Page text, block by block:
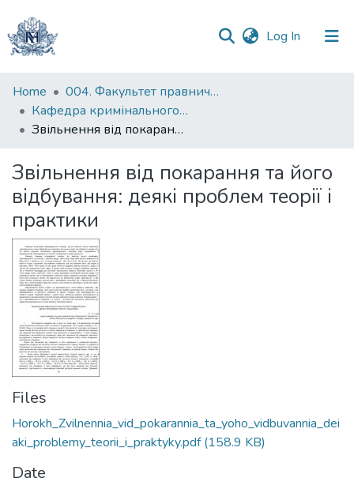
Log In (current)
Communities
&
Collections
Statistics
Home
004. Факультет правничих наук
Кафедра кримінального та кримінального процесуального права
Звільнення від покарання та його відбування: деякі проблем теорії і практики
Звільнення від покарання та його
відбування: деякі проблем теорії і
практики
Files
Horokh_Zvilnennia_vid_pokarannia_ta_yoho_vidbuvannia_dei
aki_problemy_teorii_i_praktyky.pdf(158.9 KB)
Date